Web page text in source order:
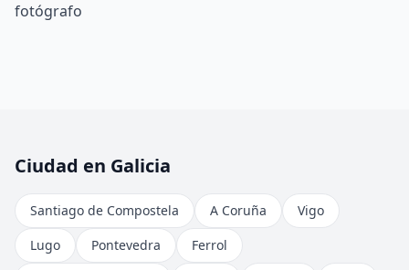
fotógrafo
Ciudad en Galicia
Santiago de Compostela A Coruña
Vigo
Lugo
Pontevedra
Ferrol